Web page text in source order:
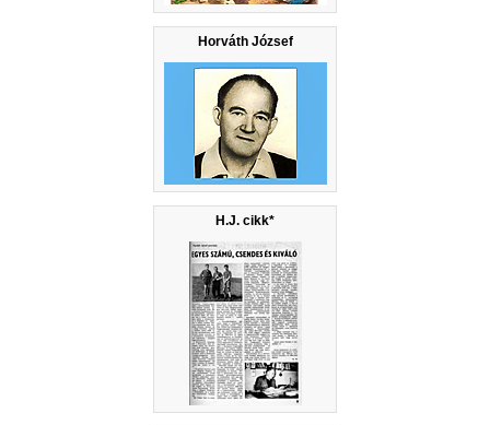
Horváth József
H.J. cikk*